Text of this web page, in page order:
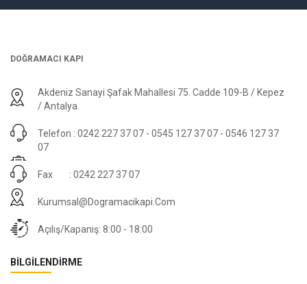
DOĞRAMACI KAPI
Akdeniz Sanayi Şafak Mahallesi 75. Cadde 109-B / Kepez
/ Antalya.
Telefon : 0242 227 37 07 - 0545 127 37 07 - 0546 127 37
07
Fax : 0242 227 37 07
Kurumsal@dogramacikapi.com
Açılış/Kapanış: 8:00 - 18:00
BILGILENDIRME